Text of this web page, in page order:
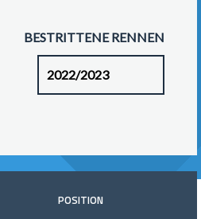
BESTRITTENE RENNEN
POSITION